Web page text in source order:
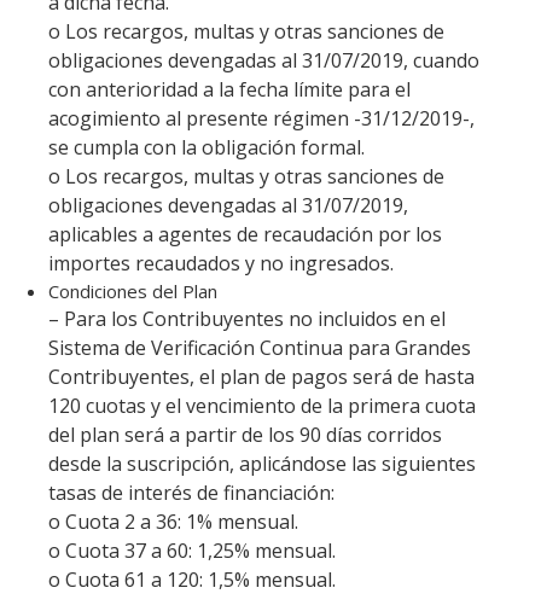
o Los recargos, multas y otras sanciones de
obligaciones devengadas al 31/07/2019, cuando
con anterioridad a la fecha límite para el
acogimiento al presente régimen -31/12/2019-,
se cumpla con la obligación formal.
o Los recargos, multas y otras sanciones de
obligaciones devengadas al 31/07/2019,
aplicables a agentes de recaudación por los
importes recaudados y no ingresados.
Condiciones del Plan
– Para los Contribuyentes no incluidos en el
Sistema de Verificación Continua para Grandes
Contribuyentes, el plan de pagos será de hasta
120 cuotas y el vencimiento de la primera cuota
del plan será a partir de los 90 días corridos
desde la suscripción, aplicándose las siguientes
tasas de interés de financiación:
o Cuota 2 a 36: 1% mensual.
o Cuota 37 a 60: 1,25% mensual.
o Cuota 61 a 120: 1,5% mensual.